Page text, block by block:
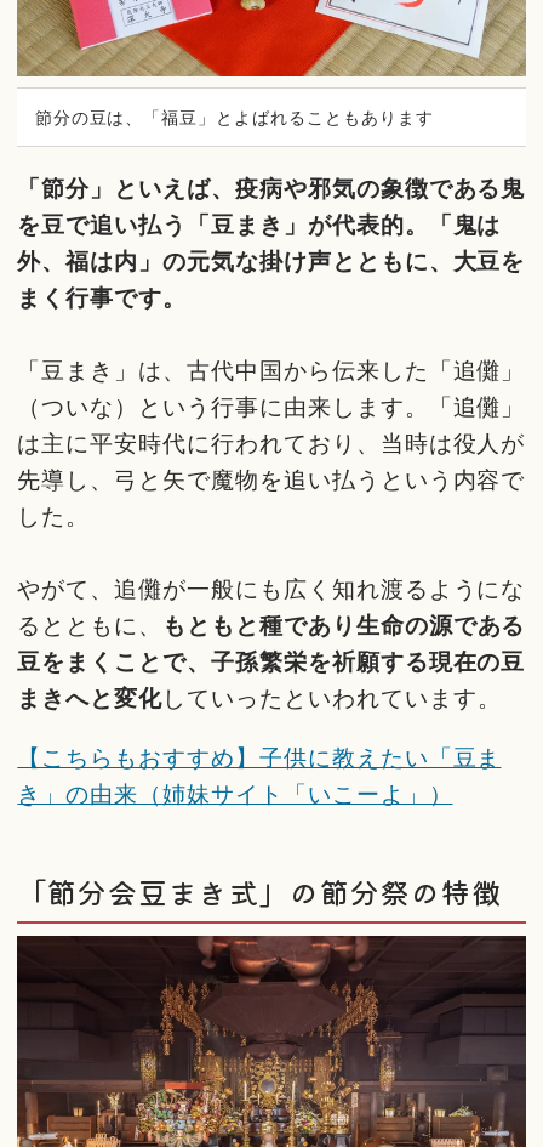
節分の豆は、「福豆」とよばれることもあります
「節分」といえば、疫病や邪気の象徴である鬼
を豆で追い払う「豆まき」が代表的。「鬼は
外、福は内」の元気な掛け声とともに、大豆を
まく行事です。
「豆まき」は、古代中国から伝来した「追儺」
（ついな）という行事に由来します。「追儺」
は主に平安時代に行われており、当時は役人が
先導し、弓と矢で魔物を追い払うという内容で
した。
やがて、追儺が一般にも広く知れ渡るようにな
るとともに、
もともと種であり生命の源である
豆をまくことで、子孫繁栄を祈願する現在の豆
まきへと変化していったといわれています。
【こちらもおすすめ】子供に教えたい「豆ま
き」の由来（姉妹サイト「いこーよ」）
「節分会豆まき式」の節分祭の特徴